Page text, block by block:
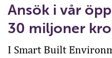
Ansök i vår
30 miljoner
I Smart Built